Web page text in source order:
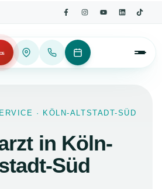
· KÖLN-ALTSTADT-SÜD
in Köln-
Süd